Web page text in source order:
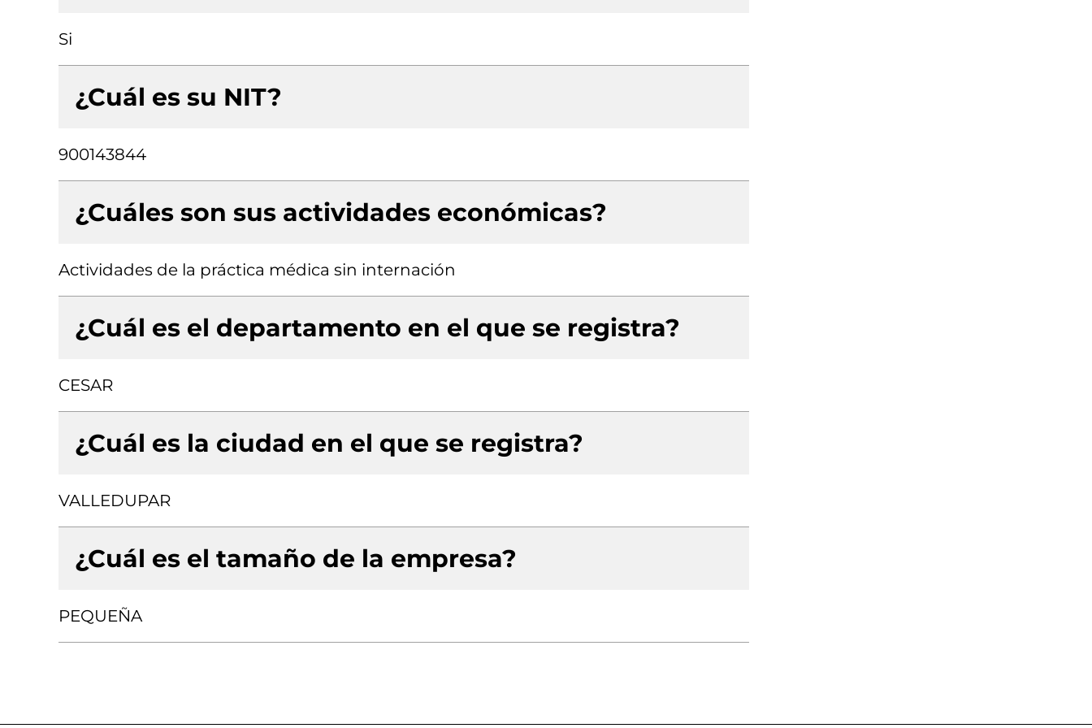
Si
¿Cuál es su NIT?
900143844
¿Cuáles son sus actividades económicas?
Actividades de la práctica médica sin internación
¿Cuál es el departamento en el que se registra?
CESAR
¿Cuál es la ciudad en el que se registra?
VALLEDUPAR
¿Cuál es el tamaño de la empresa?
PEQUEÑA